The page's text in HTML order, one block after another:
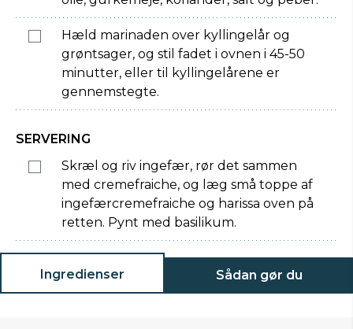
Hæld marinaden over kyllingelår og
grøntsager, og stil fadet i ovnen i 45-50
minutter, eller til kyllingelårene er
gennemstegte.
SERVERING
Skræl og riv ingefær, rør det sammen
med cremefraiche, og læg små toppe af
ingefærcremefraiche og harissa oven på
retten. Pynt med basilikum.
Ingredienser Sådan gør du